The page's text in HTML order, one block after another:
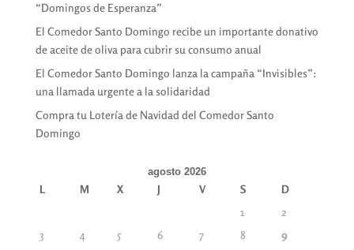
“Domingos de Esperanza”
El Comedor Santo Domingo recibe un importante donativo
de aceite de oliva para cubrir su consumo anual
El Comedor Santo Domingo lanza la campaña “Invisibles”:
una llamada urgente a la solidaridad
Compra tu Lotería de Navidad del Comedor Santo
Domingo
agosto 2026
L M X J V S
D
1
2
3
4 5 6 7 8
9